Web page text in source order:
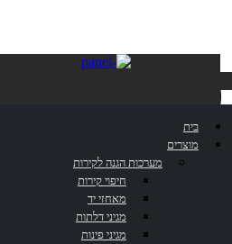
בית
מוצרים
מערכות הגנה לקירות
חיפוי קירות
מאחזי יד
מגיני דלתות
מגיני פינות
מחזיק נייר
טואלט עם